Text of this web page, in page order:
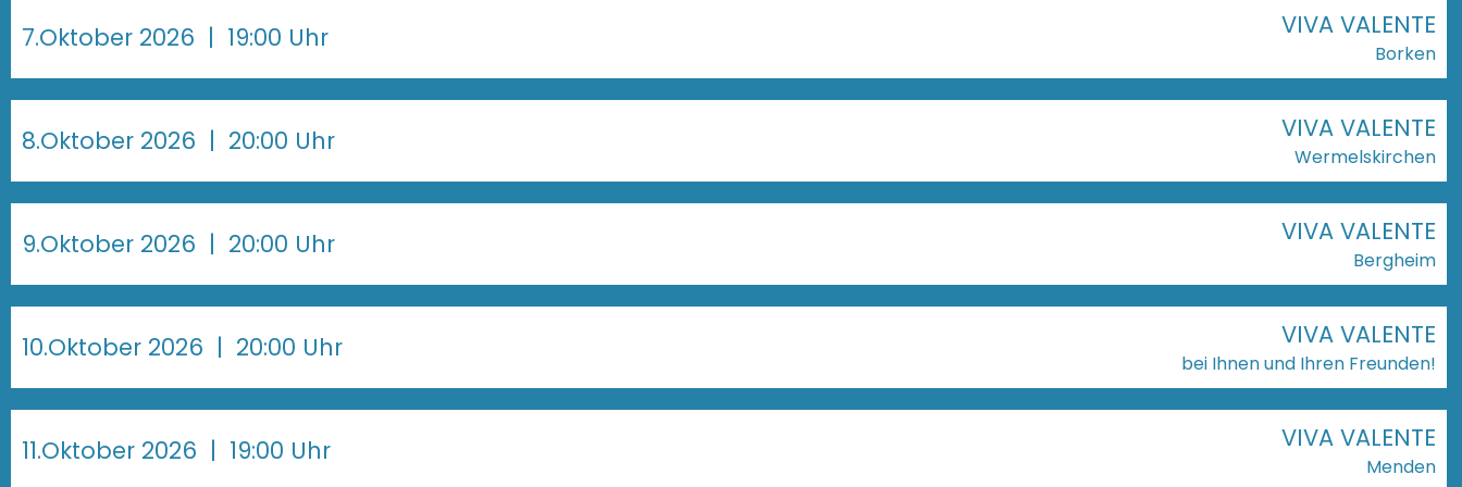
7.Oktober 2026 | 19:00 Uhr VIVA VALENTE
Borken
8.Oktober 2026 | 20:00 Uhr VIVA VALENTE
Wermelskirchen
9.Oktober 2026 | 20:00 Uhr VIVA VALENTE
Bergheim
10.Oktober 2026 | 20:00 Uhr VIVA VALENTE
bei Ihnen und Ihren Freunden!
11.Oktober 2026 | 19:00 Uhr VIVA VALENTE
Menden